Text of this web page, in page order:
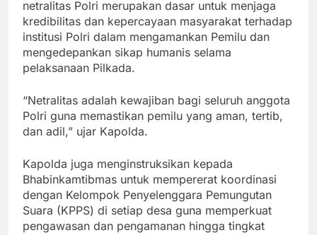
netralitas Polri merupakan dasar untuk menjaga
kredibilitas dan kepercayaan masyarakat terhadap
institusi Polri dalam mengamankan Pemilu dan
mengedepankan sikap humanis selama
pelaksanaan Pilkada.
“Netralitas adalah kewajiban bagi seluruh anggota
Polri guna memastikan pemilu yang aman, tertib,
dan adil,” ujar Kapolda.
Kapolda juga menginstruksikan kepada
Bhabinkamtibmas untuk mempererat koordinasi
dengan Kelompok Penyelenggara Pemungutan
Suara (KPPS) di setiap desa guna memperkuat
pengawasan dan pengamanan hingga tingkat